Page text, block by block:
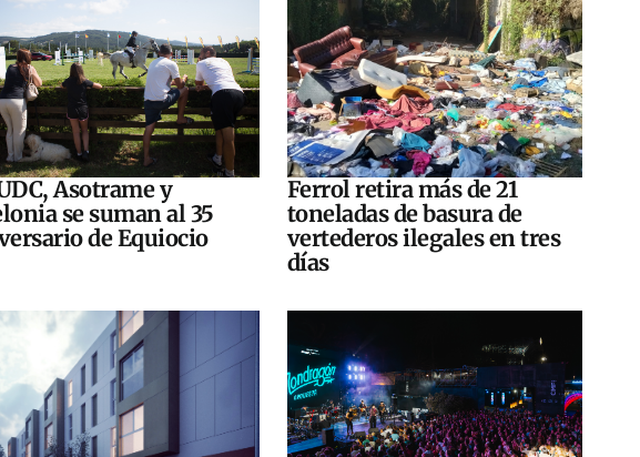
Asotrame y
se suman al 35
de Equiocio
Ferrol retira más de 21
toneladas de basura de
vertederos ilegales en tres
días